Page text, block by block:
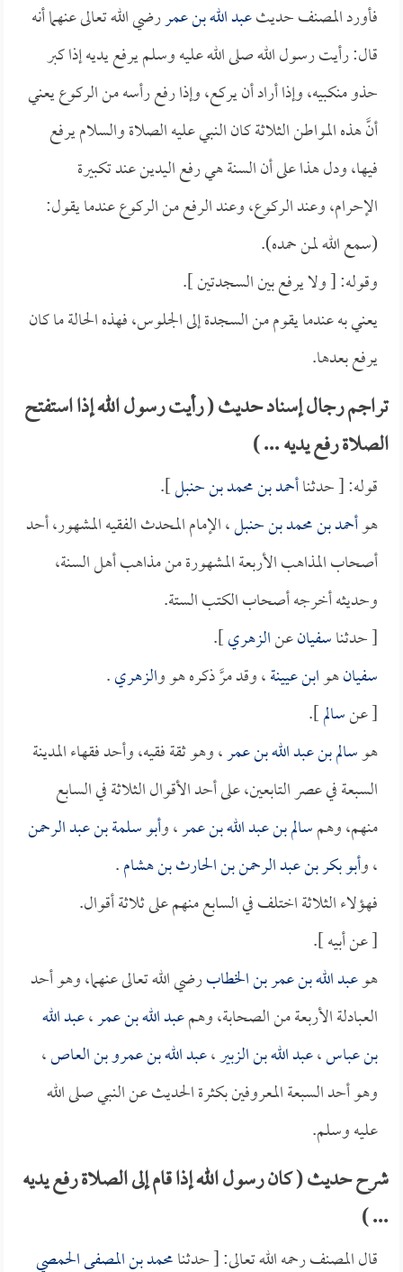
فأورد المصنف حديثعبد الله بن عمررضي الله تعالى عنهما أنه
قال: رأيت رسول الله صلى الله عليه وسلم يرفع يديه إذا كبر
حذو منكبيه، وإذا أراد أن يركع، وإذا رفع رأسه من الركوع يعني
أنَّ هذه المواطن الثلاثة كان النبي عليه الصلاة والسلام يرفع
فيها، ودل هذا على أن السنة هي رفع اليدين عند تكبيرة
الإحرام، وعند الركوع، وعند الرفع من الركوع عندما يقول:
(سمع الله لمن حمده).
وقوله: [ ولا يرفع بين السجدتين ].
يعني به عندما يقوم من السجدة إلى الجلوس، فهذه الحالة ما كان
يرفع بعدها.
تراجم رجال إسناد حديث ( رأيت رسول الله إذا استفتح
الصلاة رفع يديه ... )
قوله: [ حدثناأحمد بن محمد بن حنبل].
هوأحمد بن محمد بن حنبل، الإمام المحدث الفقيه المشهور، أحد
أصحاب المذاهب الأربعة المشهورة من مذاهب أهل السنة،
وحديثه أخرجه أصحاب الكتب الستة.
[ حدثناسفيانعنالزهري].
سفيانهوابن عيينة، وقد مرَّ ذكره هو والزهري.
[ عنسالم].
هوسالم بن عبد الله بن عمر، وهو ثقة فقيه، وأحد فقهاء المدينة
السبعة في عصر التابعين، على أحد الأقوال الثلاثة في السابع
منهم، وهمسالم بن عبد الله بن عمر، وأبو سلمة بن عبد الرحمن
، وأبو بكر بن عبد الرحمن بن الحارث بن هشام.
فهؤلاء الثلاثة اختلف في السابع منهم على ثلاثة أقوال.
[ عن أبيه ].
هوعبد الله بن عمر بن الخطابرضي الله تعالى عنهما، وهو أحد
العبادلة الأربعة من الصحابة، وهمعبد الله بن عمر،عبد الله
بن عباس،عبد الله بن الزبير،عبد الله بن عمرو بن العاص،
وهو أحد السبعة المعروفين بكثرة الحديث عن النبي صلى الله
عليه وسلم.
شرح حديث ( كان رسول الله إذا قام إلى الصلاة رفع يديه
... )
قال المصنف رحمه الله تعالى: [ حدثنامحمد بن المصفى الحمصي